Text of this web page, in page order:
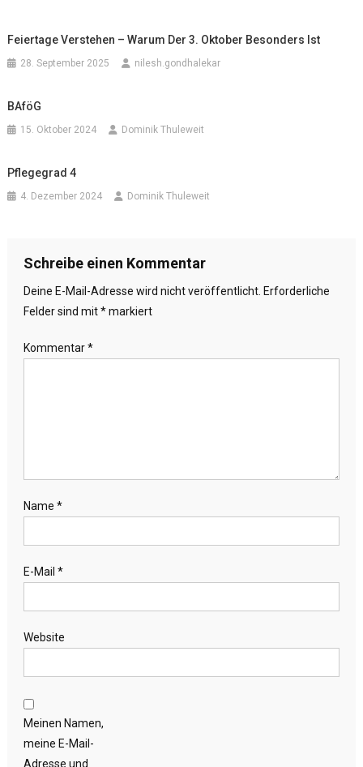
Feiertage Verstehen – Warum Der 3. Oktober Besonders Ist
28. September 2025 nilesh.gondhalekar
BAföG
15. Oktober 2024 Dominik Thuleweit
Pflegegrad 4
4. Dezember 2024 Dominik Thuleweit
Schreibe einen Kommentar
Deine E-Mail-Adresse wird nicht veröffentlicht. Erforderliche
Felder sind mit*markiert
Kommentar*
Name *
E-Mail *
Website
Meinen Namen,
meine E-Mail-
Adresse und